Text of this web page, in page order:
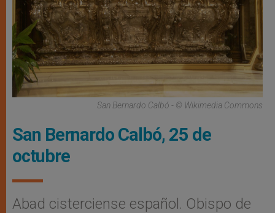
San Bernardo Calbó - © Wikimedia Commons
San Bernardo Calbó, 25 de
octubre
Abad cisterciense español. Obispo de